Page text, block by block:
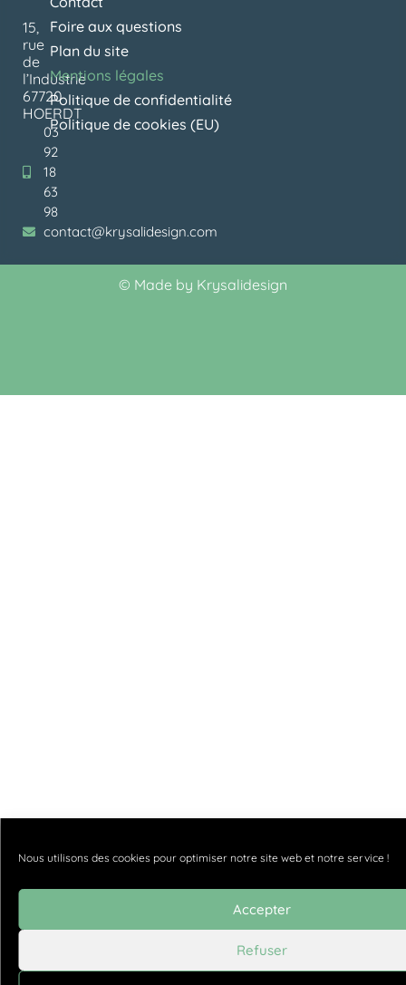
Nous utilisons des cookies pour optimiser notre site web et notre service !
Accepter
Refuser
15,
rue
de
l’Industrie
67720
HOERDT
03
92
18
63
98
contact@krysalidesign.com
Foire aux questions
Plan du site
Mentions légales
Politique de confidentialité
Politique de cookies (EU)
© Made by Krysalidesign